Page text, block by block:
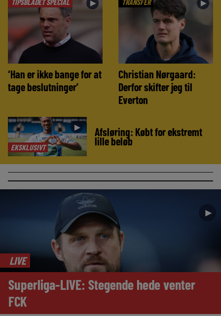
TIPSBLADET SPECIAL ►
‘Han er ikke bange for at
tage beslutninger’
TRANSFER ►
Christian Nørgaard:
Derfor skifter jeg til
Everton
EKSKLUSIVT
► Afsløring: Købt for ekstremt
lille beløb
►
LIVE
Superliga-LIVE: Stegende hede venter
FCK